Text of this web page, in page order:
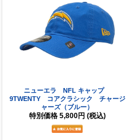
ニューエラ NFL キャップ
9TWENTY コアクラシック チャージ
ャーズ（ブルー）
特別価格 5,800円 (税込)